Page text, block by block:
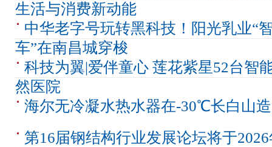
生活与消费新动能
中华老字号玩转黑科技！阳光乳业“
车”在南昌城穿梭
科技为翼|爱伴童心 莲花紫星52台智
然医院
海尔无冷凝水热水器在-30℃长白山
第16届钢结构行业发展论坛将于